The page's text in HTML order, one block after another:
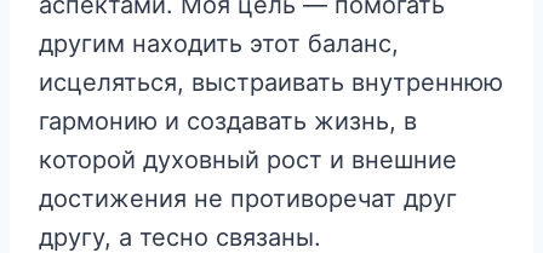
другим находить этот баланс,
исцеляться, выстраивать внутреннюю
гармонию и создавать жизнь, в
которой духовный рост и внешние
достижения не противоречат друг
другу, а тесно связаны.